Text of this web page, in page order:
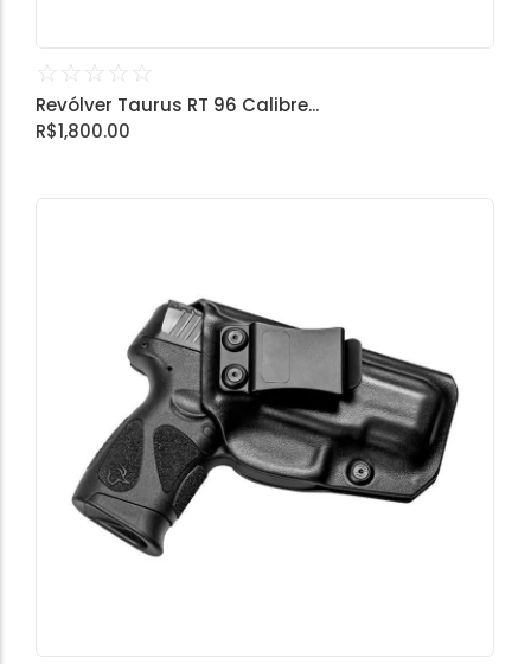
☆ ☆ ☆ ☆ ☆
Revólver Taurus RT 96 Calibre...
R$1,800.00